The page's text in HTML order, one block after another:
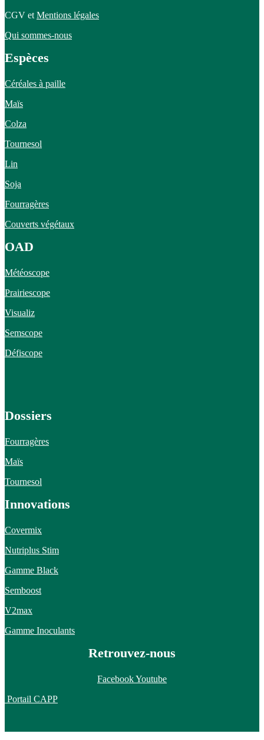
CGV et Mentions légales
Qui sommes-nous
Espèces
Céréales à paille
Maïs
Colza
Tournesol
Lin
Soja
Fourragères
Couverts végétaux
OAD
Météoscope
Prairiescope
Visualiz
Semscope
Défiscope
Dossiers
Fourragères
Maïs
Tournesol
Innovations
Covermix
Nutriplus Stim
Gamme Black
Semboost
V2max
Gamme Inoculants
Retrouvez-nous
FacebookYoutube
Portail CAPP